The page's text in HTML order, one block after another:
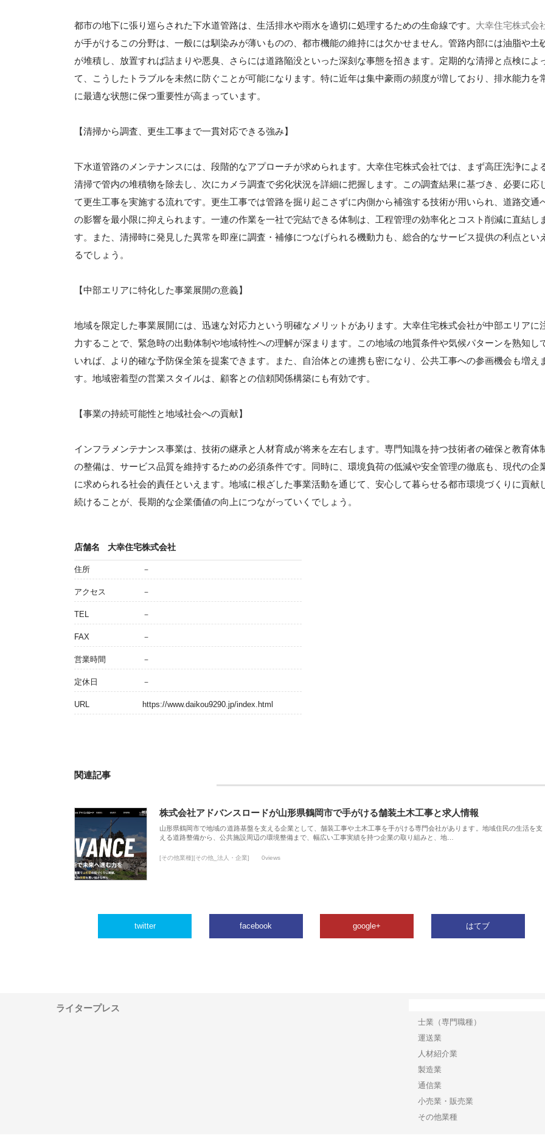
都市の地下に張り巡らされた下水道管路は、生活排水や雨水を適切に処理するための生命線です。 大幸住宅株式会
が手がけるこの分野は、一般には馴染みが薄いものの、都市機能の維持には欠かせません。管路内部には油脂や土
が堆積し、放置すれば詰まりや悪臭、さらには道路陥没といった深刻な事態を招きます。定期的な清掃と点検によ
て、こうしたトラブルを未然に防ぐことが可能になります。特に近年は集中豪雨の頻度が増しており、排水能力を
に最適な状態に保つ重要性が高まっています。
【清掃から調査、更生工事まで一貫対応できる強み】
下水道管路のメンテナンスには、段階的なアプローチが求められます。大幸住宅株式会社では、まず高圧洗浄によ
清掃で管内の堆積物を除去し、次にカメラ調査で劣化状況を詳細に把握します。この調査結果に基づき、必要に応
て更生工事を実施する流れです。更生工事では管路を掘り起こさずに内側から補強する技術が用いられ、道路交通
の影響を最小限に抑えられます。一連の作業を一社で完結できる体制は、工程管理の効率化とコスト削減に直結し
す。また、清掃時に発見した異常を即座に調査・補修につなげられる機動力も、総合的なサービス提供の利点といえ
るでしょう。
【中部エリアに特化した事業展開の意義】
地域を限定した事業展開には、迅速な対応力という明確なメリットがあります。大幸住宅株式会社が中部エリアに
力することで、緊急時の出動体制や地域特性への理解が深まります。この地域の地質条件や気候パターンを熟知し
いれば、より的確な予防保全策を提案できます。また、自治体との連携も密になり、公共工事への参画機会も増え
す。地域密着型の営業スタイルは、顧客との信頼関係構築にも有効です。
【事業の持続可能性と地域社会への貢献】
インフラメンテナンス事業は、技術の継承と人材育成が将来を左右します。専門知識を持つ技術者の確保と教育体
の整備は、サービス品質を維持するための必須条件です。同時に、環境負荷の低減や安全管理の徹底も、現代の企
に求められる社会的責任といえます。地域に根ざした事業活動を通じて、安心して暮らせる都市環境づくりに貢献
続けることが、長期的な企業価値の向上につながっていくでしょう。
店舗名 大幸住宅株式会社
住所 －
アクセス －
TEL －
FAX －
営業時間 －
定休日 －
URL https://www.daikou9290.jp/index.html
関連記事
株式会社アドバンスロードが山形県鶴岡市で手がける舗装土木工事と求人情報
山形県鶴岡市で地域の道路基盤を支える企業として、舗装工事や土木工事を手がける専門会社があります。地域住民の生活を支
える道路整備から、公共施設周辺の環境整備まで、幅広い工事実績を持つ企業の取り組みと、地…
[その他業種][その他_法人・企業] 0views
twitter facebook google+ はてブ
ライタープレス
士業（専門職種）
運送業
人材紹介業
製造業
通信業
小売業・販売業
その他業種